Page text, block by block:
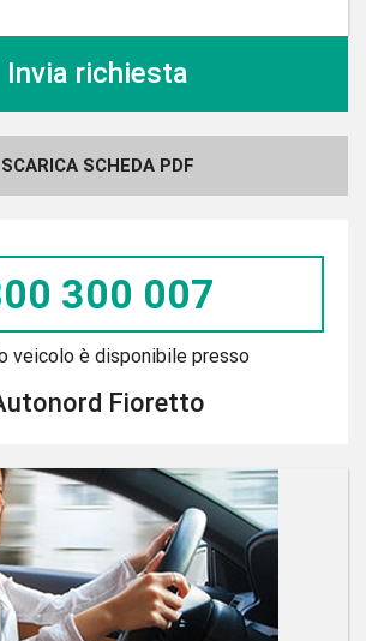
SCARICA SCHEDA PDF
300 007
veicolo è disponibile presso
Fioretto